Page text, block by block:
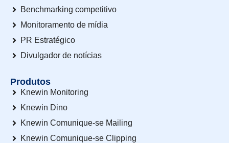
Benchmarking competitivo
Monitoramento de mídia
PR Estratégico
Divulgador de notícias
Produtos
Knewin Monitoring
Knewin Dino
Knewin Comunique-se Mailing
Knewin Comunique-se Clipping